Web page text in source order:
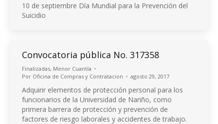
10 de septiembre Día Mundial para la Prevención del
Suicidio
Convocatoria pública No. 317358
Finalizadas, Menor Cuantía
Por Oficina de Compras y Contratacion agosto 29, 2017
Adquirir elementos de protección personal para los
funcionarios de la Universidad de Nariño, como
primera barrera de protección y prevención de
factores de riesgo laborales y accidentes de trabajo.